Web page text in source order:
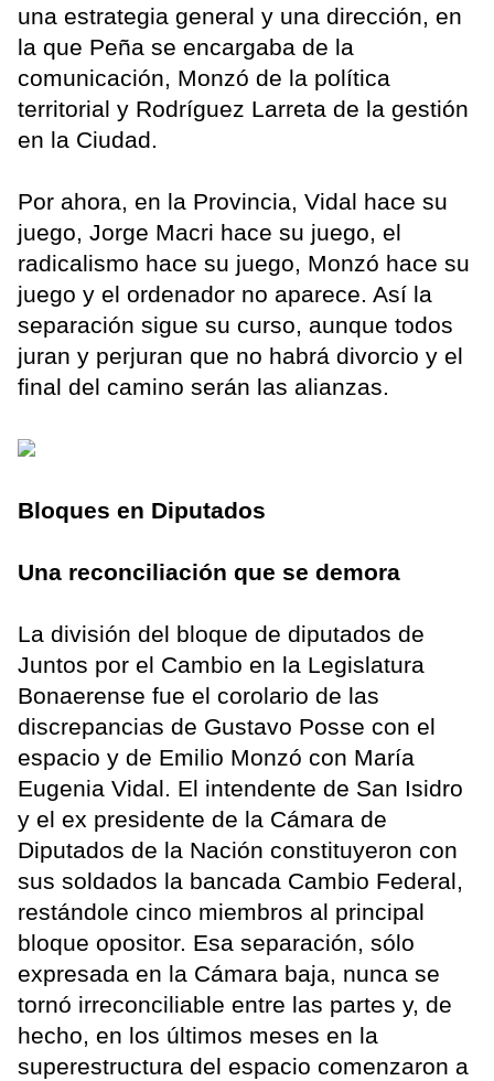
una estrategia general y una dirección, en
la que Peña se encargaba de la
comunicación, Monzó de la política
territorial y Rodríguez Larreta de la gestión
en la Ciudad.
Por ahora, en la Provincia, Vidal hace su
juego, Jorge Macri hace su juego, el
radicalismo hace su juego, Monzó hace su
juego y el ordenador no aparece. Así la
separación sigue su curso, aunque todos
juran y perjuran que no habrá divorcio y el
final del camino serán las alianzas.
Bloques en Diputados
Una reconciliación que se demora
La división del bloque de diputados de
Juntos por el Cambio en la Legislatura
Bonaerense fue el corolario de las
discrepancias de Gustavo Posse con el
espacio y de Emilio Monzó con María
Eugenia Vidal. El intendente de San Isidro
y el ex presidente de la Cámara de
Diputados de la Nación constituyeron con
sus soldados la bancada Cambio Federal,
restándole cinco miembros al principal
bloque opositor. Esa separación, sólo
expresada en la Cámara baja, nunca se
tornó irreconciliable entre las partes y, de
hecho, en los últimos meses en la
superestructura del espacio comenzaron a